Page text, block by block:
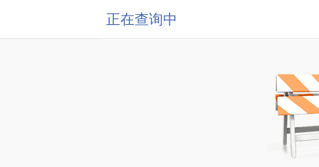
正在查询中